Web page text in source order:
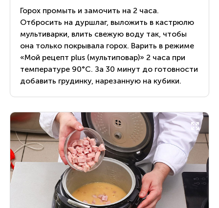
Горох промыть и замочить на 2 часа.
Отбросить на дуршлаг, выложить в кастрюлю
мультиварки, влить свежую воду так, чтобы
она только покрывала горох. Варить в режиме
«Мой рецепт plus (мультиповар)» 2 часа при
температуре 90°С. За 30 минут до готовности
добавить грудинку, нарезанную на кубики.